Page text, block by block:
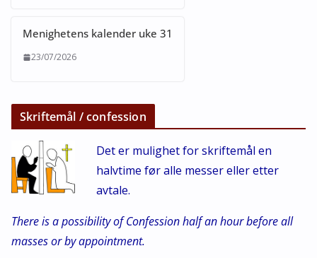
Menighetens kalender uke 31
23/07/2026
Skriftemål / confession
Det er mulighet for skriftemål en
halvtime før alle messer eller etter
avtale.
There is a possibility of Confession half an hour before all
masses or by appointment.